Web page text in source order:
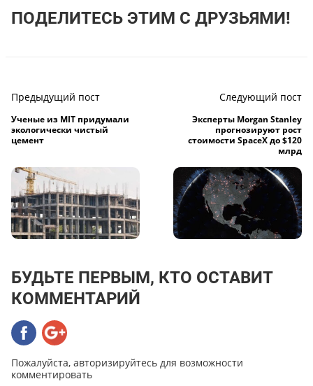
ПОДЕЛИТЕСЬ ЭТИМ С ДРУЗЬЯМИ!
Предыдущий пост
Ученые из MIT придумали
экологически чистый
цемент
Следующий пост
Эксперты Morgan Stanley
прогнозируют рост
стоимости SpaceX до $120
млрд
БУДЬТЕ ПЕРВЫМ, КТО ОСТАВИТ
КОММЕНТАРИЙ
Пожалуйста, авторизируйтесь для возможности
комментировать